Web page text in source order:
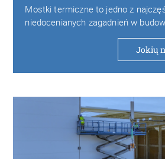
Mostki termiczne to jedno z
niedocenianych zagadnień w
przemysłowym. Choć
Jokių